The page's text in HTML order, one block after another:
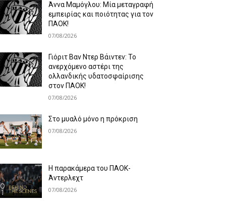
Άννα Μαμόγλου: Μία μεταγραφή
εμπειρίας και ποιότητας για τον
ΠΑΟΚ!
07/08/2026
Γιόριτ Βαν Ντερ Βάιντεν: Το
ανερχόμενο αστέρι της
ολλανδικής υδατοσφαίρισης
στον ΠΑΟΚ!
07/08/2026
Στο μυαλό μόνο η πρόκριση
07/08/2026
Η παρακάμερα του ΠΑΟΚ-
Άντερλεχτ
07/08/2026